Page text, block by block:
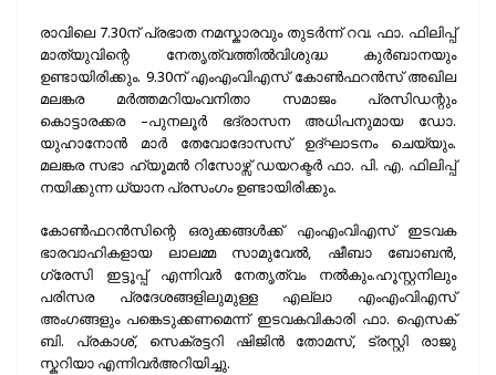
രാവിലെ 7.30ന് പ്രഭാത നമസ്കാരവും തുടർന്ന് റവ. ഫാ. ഫിലിപ്പ്
മാത്യുവിന്റെ നേതൃത്വത്തിൽവിശുദ്ധ കുർബാനയും
ഉണ്ടായിരിക്കും. 9.30ന് എംഎംവിഎസ് കോൺഫറൻസ് അഖില
മലങ്കര മർത്തമറിയംവനിതാ സമാജം പ്രസിഡന്റും
കൊട്ടാരക്കര –പുനലൂർ ഭദ്രാസന അധിപനുമായ ഡോ.
യുഹാനോൻ മാർ തേവോദോസസ് ഉദ്ഘാടനം ചെയ്യും.
മലങ്കര സഭാ‌ ഹ്യൂമൻ റിസോഴ്സ് ഡയറക്ടർ ഫാ. പി. എ. ഫിലിപ്പ്
നയിക്കുന്ന ധ്യാന പ്രസംഗം ഉണ്ടായിരിക്കും.
കോൺഫറൻസിന്റെ ഒരുക്കങ്ങൾക്ക് എംഎംവിഎസ് ഇടവക
ഭാരവാഹികളായ ലാലമ്മ സാമുവേൽ, ഷീബാ ബോബൻ,
ഗ്രേസി ഇട്ടൂപ്പ് എന്നിവർ നേതൃത്വം നൽകും.ഹൂസ്റ്റനിലും
പരിസര പ്രദേശങ്ങളിലുമുള്ള എല്ലാ എംഎംവിഎസ്
അംഗങ്ങളും പങ്കെടുക്കണമെന്ന് ഇടവകവികാരി ഫാ. ഐസക്
ബി. പ്രകാശ്, സെക്രട്ടറി ഷിജിൻ തോമസ്, ട്രസ്റ്റി രാജു
സ്കറിയാ എന്നിവർഅറിയിച്ചു.